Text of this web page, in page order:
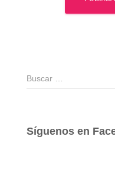
B
u
a
Síguenos en